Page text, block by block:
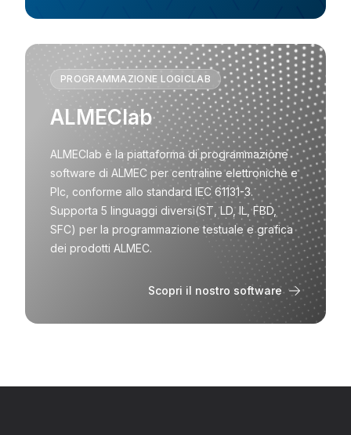
PROGRAMMAZIONE LOGICLAB
ALMEClab
ALMEClab è la piattaforma di programmazione
software di ALMEC per centraline elettroniche e
Plc, conforme allo standard IEC 61131-3.
Supporta 5 linguaggi diversi(ST, LD, IL, FBD,
SFC) per la programmazione testuale e grafica
dei prodotti ALMEC.
Scopri il nostro software